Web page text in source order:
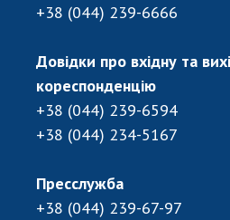
+38 (044) 239-6666
Довідки про вхідну та
кореспонденцію
+38 (044) 239-6594
+38 (044) 234-5167
Пресслужба
+38 (044) 239-67-97